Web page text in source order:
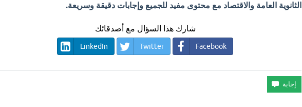
الثانوية العامة والاقتصاد مع محتوى مفيد للجميع وإجابات دقيقة وسريعة.
شارك هذا السؤال مع أصدقائك
Facebook
Twitter
LinkedIn